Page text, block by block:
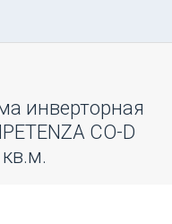
инверторная
CO-D
кв.м.